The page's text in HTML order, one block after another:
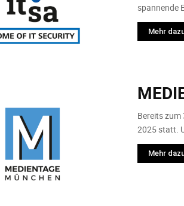
spannende
Mehr
Bereits zum
2025 statt.
Mehr